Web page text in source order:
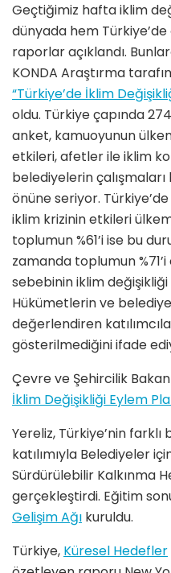
Geçtiğimiz hafta iklim
dünyada hem
raporlar açıklandı.
KONDA Araştırma
“Türkiye’de İklim
oldu. Türkiye çapında
anket, kamuoyunun
etkileri, afetler ile iklim
belediyelerin
önüne seriyor.
iklim krizinin etkileri
toplumun %61’i ise bu
zamanda toplumun
sebebinin iklim
Hükümetlerin ve
değerlendiren
gösterilmediğini ifade
Çevre ve Şehircilik
İklim Değişikliği Eylem
Yereliz, Türkiye’nin
katılımıyla Belediyeler
Sürdürülebilir Kalkınma
gerçekleştirdi. Eğitim
Gelişim Ağı kuruldu.
Türkiye, Küresel Hedefler